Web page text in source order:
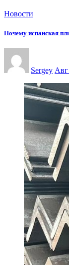
Новости
Почему испанская
Sergey Авг